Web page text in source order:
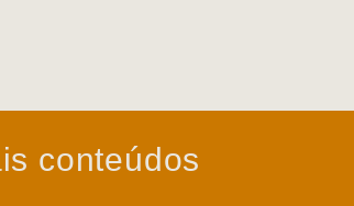
conteúdos